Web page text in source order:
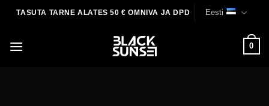
TASUTA TARNE ALATES 50 € OMNIVA JA DPD Eesti
0